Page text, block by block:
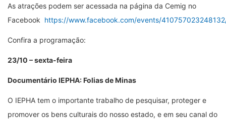
As atrações podem ser acessada na página da Cemig no
Facebook https://www.facebook.com/events/
Confira a programação:
23/10 – sexta-feira
Documentário IEPHA: Folias de Minas
O IEPHA tem o importante trabalho de pesquisar, proteger e
promover os bens culturais do nosso estado, e em seu canal do